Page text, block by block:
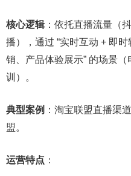
核心逻辑：依托直播流量（
播），通过 “实时互动 + 即
销、产品体验展示” 的场景
训）。
典型案例 ：淘宝联盟直播渠
盟。
运营特点 ：